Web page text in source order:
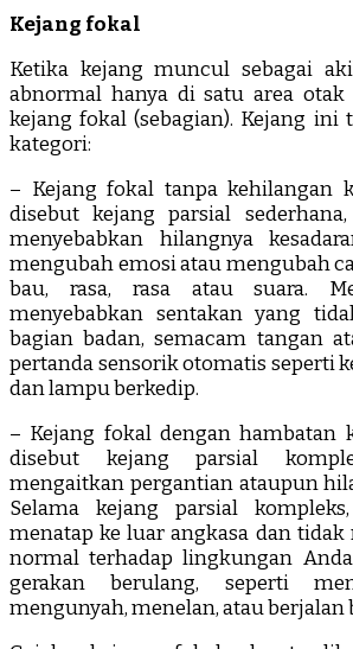
Kejang fokal
Ketika kejang muncul sebagai
abnormal hanya di satu area
kejang fokal (sebagian). Kejang ini
kategori:
– Kejang fokal tanpa kehilangan
disebut kejang parsial
menyebabkan hilangnya
mengubah emosi atau mengubah
bau, rasa, rasa atau suara.
menyebabkan sentakan yang
bagian badan, semacam tangan
pertanda sensorik otomatis seperti
dan lampu berkedip.
– Kejang fokal dengan hambatan
disebut kejang parsial
mengaitkan pergantian ataupun
Selama kejang parsial
menatap ke luar angkasa dan tidak
normal terhadap lingkungan
gerakan berulang, seperti
mengunyah, menelan, atau berjalan